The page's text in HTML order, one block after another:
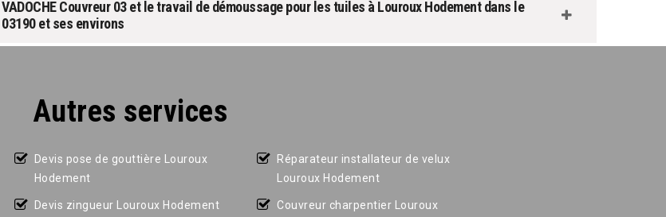
VADOCHE Couvreur 03 et le travail de démoussage pour les tuiles à Louroux Hodement dans le
03190 et ses environs
Autres services
Devis pose de gouttière Louroux
Hodement
Devis zingueur Louroux Hodement
Réparateur installateur de velux
Louroux Hodement
Couvreur charpentier Louroux